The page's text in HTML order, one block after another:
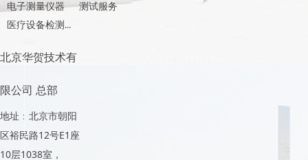
北京华贺技术有
限公司 总部
地址：北京市朝阳
区裕民路12号E1座
10层1038室，
电子测量仪器
医疗设备检测产品
测试服务